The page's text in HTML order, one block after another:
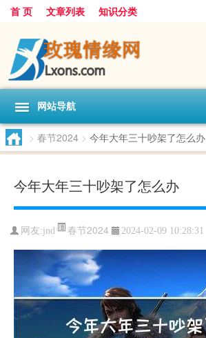
首 页 文章列表 知识分类
网站导航
> 春节2024 > 今年大年三十吵架了怎么办
今年大年三十吵架了怎么办
网友:jnd 春节2024 2024-02-09 10:28:31